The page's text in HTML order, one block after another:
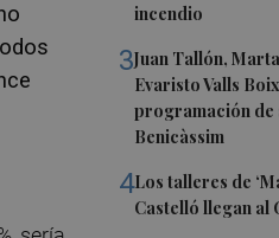
incendio
3Juan Tallón,
Evaristo Valls
programación de
Benicàssim
4Los talleres de
Castelló llegan al